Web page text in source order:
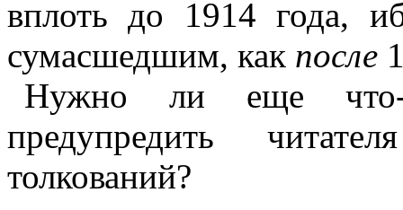
вплоть до 1914 года,
сумасшедшим, как после
Нужно ли еще что-
предупредить
толкований?